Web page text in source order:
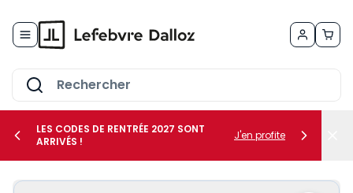
le sous-menu Vos métiers
LES CODES DE RENTRÉE 2027 SONT
ARRIVÉS !
J'en profite